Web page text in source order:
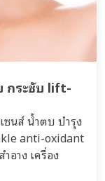
กระชับ lift-
ซนส์ น้ำตบ บำรุง
anti-oxidant
อาง เครื่อง